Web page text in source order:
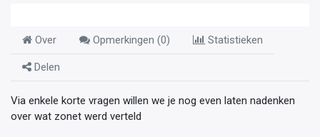
Over Opmerkingen (0) Statistieken
Delen
Via enkele korte vragen willen we je nog even laten nadenken
over wat zonet werd verteld